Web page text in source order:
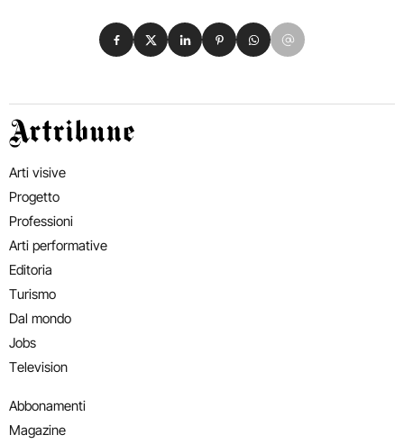
Condividi su Facebook
Condividi su X
Condividi su LinkedIn
Condividi su Pinterest
Condividi su WhatsApp
Condividi su Email
Artribune
Arti visive
Progetto
Professioni
Arti performative
Editoria
Turismo
Dal mondo
Jobs
Television
Abbonamenti
Magazine